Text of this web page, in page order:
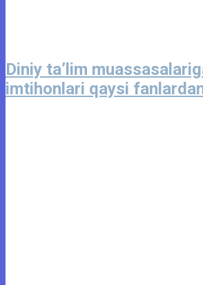
Diniy ta’lim
imtihonlari qaysi